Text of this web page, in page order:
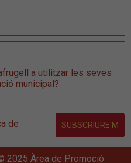
a utilitzar les seves
municipal?
de
2025 Àrea de Promoció